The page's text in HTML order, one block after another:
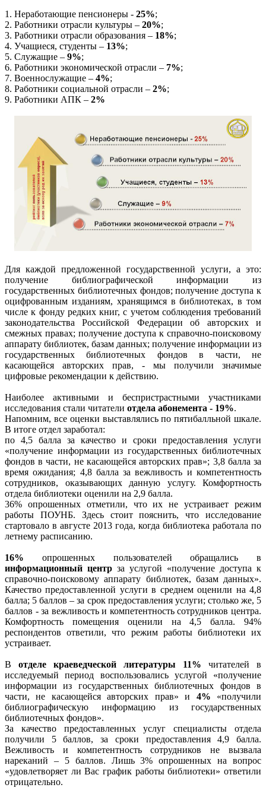
1. Неработающие пенсионеры - 25%;
2. Работники отрасли культуры – 20%;
3. Работники отрасли образования – 18%;
4. Учащиеся, студенты – 13%;
5. Служащие – 9%;
6. Работники экономической отрасли – 7%;
7. Военнослужащие – 4%;
8. Работники социальной отрасли – 2%;
9. Работники АПК – 2%
Для каждой предложенной государственной услуги, а это:
получение библиографической информации из
государственных библиотечных фондов; получение доступа к
оцифрованным изданиям, хранящимся в библиотеках, в том
числе к фонду редких книг, с учетом соблюдения требований
законодательства Российской Федерации об авторских и
смежных правах; получение доступа к справочно-поисковому
аппарату библиотек, базам данных; получение информации из
государственных библиотечных фондов в части, не
касающейся авторских прав, - мы получили значимые
цифровые рекомендации к действию.
Наиболее активными и беспристрастными участниками
исследования стали читатели отдела абонемента - 19%.
Напомним, все оценки выставлялись по пятибалльной шкале.
В итоге отдел заработал:
по 4,5 балла за качество и сроки предоставления услуги
«получение информации из государственных библиотечных
фондов в части, не касающейся авторских прав»; 3,8 балла за
время ожидания; 4,8 балла за вежливость и компетентность
сотрудников, оказывающих данную услугу. Комфортность
отдела библиотеки оценили на 2,9 балла.
36% опрошенных отметили, что их не устраивает режим
работы ПОУНБ. Здесь стоит пояснить, что исследование
стартовало в августе 2013 года, когда библиотека работала по
летнему расписанию.
16% опрошенных пользователей обращались в
информационный центр за услугой «получение доступа к
справочно-поисковому аппарату библиотек, базам данных».
Качество предоставленной услуги в среднем оценили на 4,8
балла; 5 баллов – за срок предоставления услуги; столько же, 5
баллов - за вежливость и компетентность сотрудников центра.
Комфортность помещения оценили на 4,5 балла. 94%
респондентов ответили, что режим работы библиотеки их
устраивает.
В отделе краеведческой литературы 11% читателей в
исследуемый период воспользовались услугой «получение
информации из государственных библиотечных фондов в
части, не касающейся авторских прав» и 4% «получили
библиографическую информацию из государственных
библиотечных фондов».
За качество предоставленных услуг специалисты отдела
получили 5 баллов, за сроки предоставления 4,9 балла.
Вежливость и компетентность сотрудников не вызвала
нареканий – 5 баллов. Лишь 3% опрошенных на вопрос
«удовлетворяет ли Вас график работы библиотеки» ответили
отрицательно.